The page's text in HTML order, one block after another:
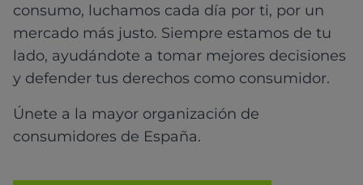
consumo, luchamos cada día por ti, por un
mercado más justo. Siempre estamos de tu
lado, ayudándote a tomar mejores decisiones
y defender tus derechos como consumidor.
Únete a la mayor organización de
consumidores de España.